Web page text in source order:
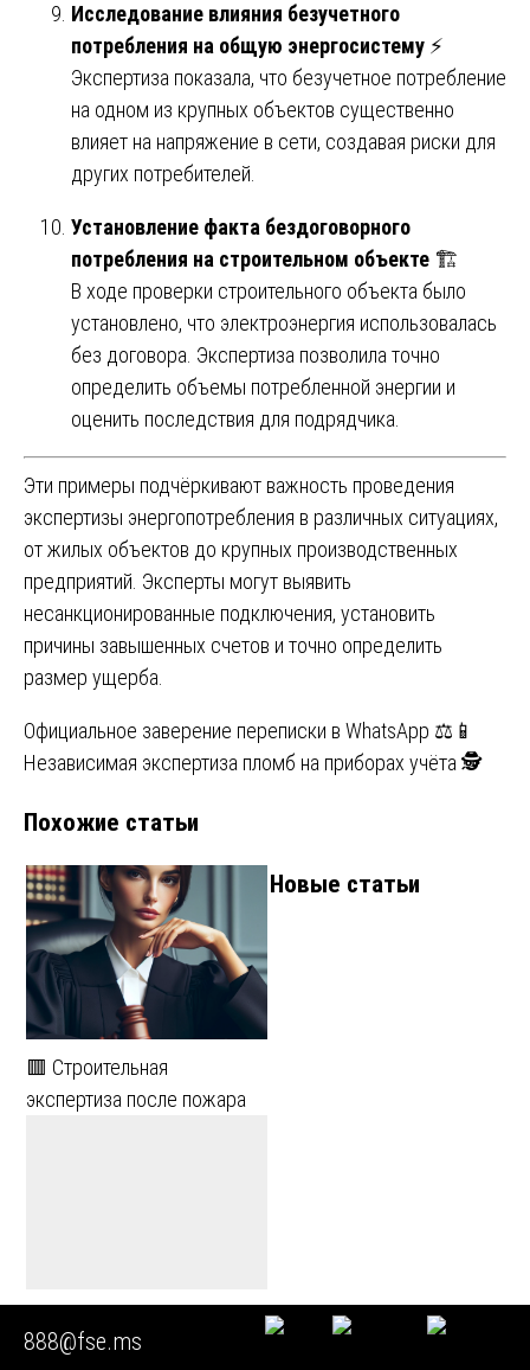
Исследование влияния безучетного
потребления на общую энергосистему ⚡
Экспертиза показала, что безучетное потребление
на одном из крупных объектов существенно
влияет на напряжение в сети, создавая риски для
других потребителей.
Установление факта бездоговорного
потребления на строительном объекте 🏗️
В ходе проверки строительного объекта было
установлено, что электроэнергия использовалась
без договора. Экспертиза позволила точно
определить объемы потребленной энергии и
оценить последствия для подрядчика.
Эти примеры подчёркивают важность проведения
экспертизы энергопотребления в различных ситуациях,
от жилых объектов до крупных производственных
предприятий. Эксперты могут выявить
несанкционированные подключения, установить
причины завышенных счетов и точно определить
размер ущерба.
Навигация
записям
Официальное заверение переписки в WhatsApp ⚖️📱
Независимая экспертиза пломб на приборах учёта 🕵️
Похожие статьи
🟥 Строительная
экспертиза после пожара
воды
Новые статьи
888@fse.ms